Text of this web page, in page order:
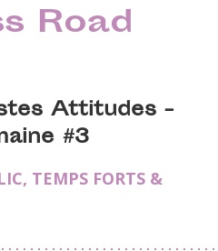
Road
Attitudes -
#3
, TEMPS FORTS &